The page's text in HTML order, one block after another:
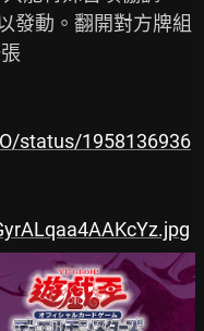
發動。翻開對方牌組
status/1958136936